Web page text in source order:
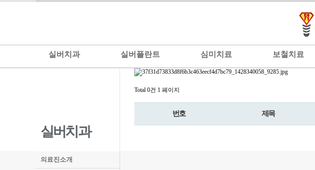
실버치과 실버플란트 심미치료 보철치료
실버치과
의료진소개
Total 0건 1 페이지
번호 제목